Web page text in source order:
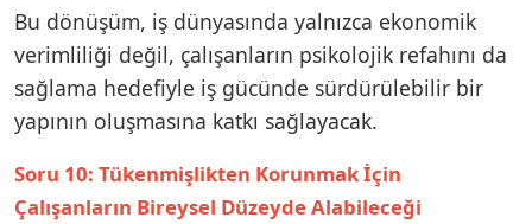
Bu dönüşüm, iş dünyasında yalnızca ekonomik
verimliliği değil, çalışanların psikolojik refahını da
sağlama hedefiyle iş gücünde sürdürülebilir bir
yapının oluşmasına katkı sağlayacak.
Soru 10: Tükenmişlikten Korunmak İçin
Çalışanların Bireysel Düzeyde Alabileceği